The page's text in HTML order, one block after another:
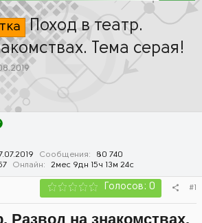
Поход в театр.
Тема серая!
Сообщения
80 740
Онлайн 2мес 9дн 15ч 13м 24с
Голосов: 0 #1
Развод на знакомствах.